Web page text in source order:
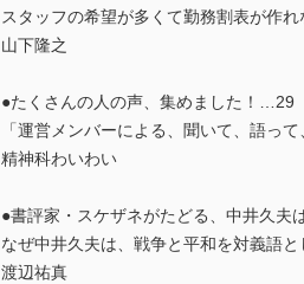
スタッフの希望が多くて勤務割表が作れ
山下隆之
●たくさんの人の声、集めました！…29
「運営メンバーによる、聞いて、語っ
精神科わいわい
●書評家・スケザネがたどる、中井久
なぜ中井久夫は、戦争と平和を対義語
渡辺祐真